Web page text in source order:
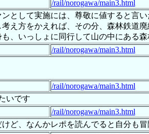
/rail/norogawa/main3.html
として実施には、尊敬に値すると言
え方をかえれば、その分、森林鉄道
、いっしょに同行して山の中にある
/rail/norogawa/main3.html
/rail/norogawa/main3.html
いです
/rail/norogawa/main3.html
ど、なんかレポを読んでると自分も冒